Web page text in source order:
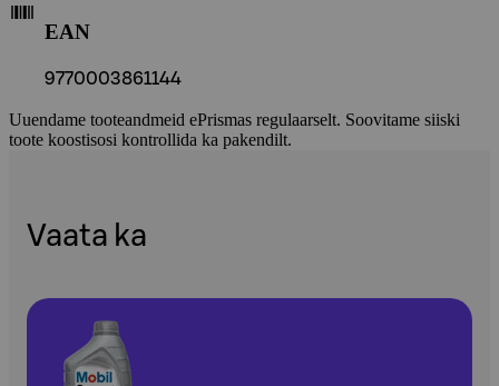
EAN
9770003861144
Uuendame tooteandmeid ePrismas regulaarselt. Soovitame siiski
toote koostisosi kontrollida ka pakendilt.
Vaata ka